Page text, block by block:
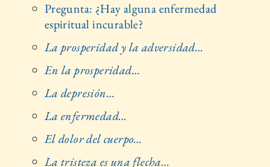
Pregunta: ¿Hay alguna enfermedad
espiritual incurable?
La prosperidad y la adversidad…
En la prosperidad…
La depresión…
La enfermedad…
El dolor del cuerpo…
La tristeza es una flecha…